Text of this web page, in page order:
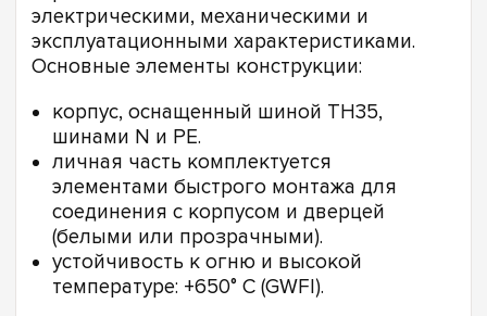
электрическими, механическими и
эксплуатационными характеристиками.
Основные элементы конструкции:
корпус, оснащенный шиной TH35,
шинами N и PE.
личная часть комплектуется
элементами быстрого монтажа для
соединения с корпусом и дверцей
(белыми или прозрачными).
устойчивость к огню и высокой
температуре: +650° С (GWFI).